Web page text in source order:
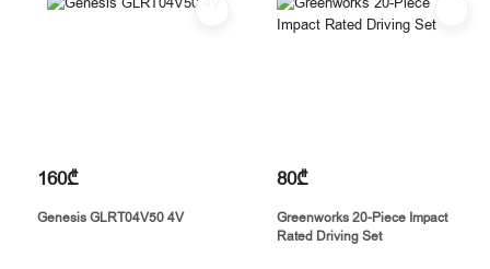
მიწოდება. მიწოდების დრო დამოკიდებულია
160₾
Genesis GLRT04V50 4V
80₾
Greenworks 20-Piece Impact
Rated Driving Set